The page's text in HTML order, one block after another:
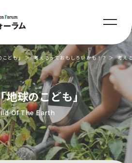
地球のこども」
Of The Earth
ども」 考えるっておもしろいかも！？ 考え